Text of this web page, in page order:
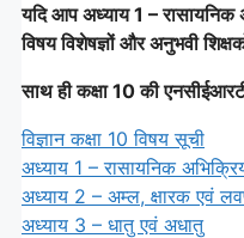
यदि आप अध्याय 1 – रासायनिक
विषय विशेषज्ञों और अनुभवी
साथ ही कक्षा 10 की
विज्ञान कक्षा 10 विषय सूची
अध्याय 1 – रासायनिक
अध्याय 2 – अम्ल, क्षारक एवं
अध्याय 3 – धातु एवं अधातु